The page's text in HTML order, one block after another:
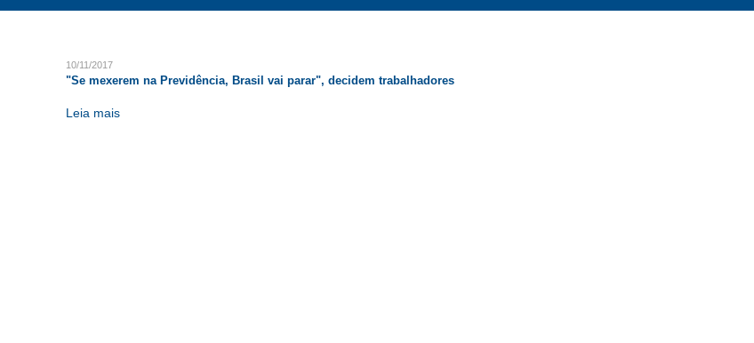
10/11/2017
"Se mexerem na Previdência, Brasil vai parar", decidem trabalhadores
Leia mais